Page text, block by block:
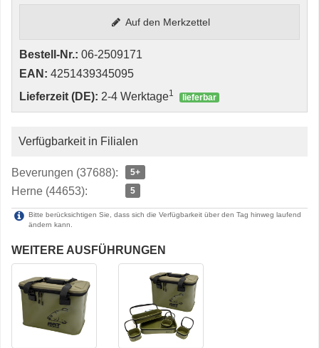
Auf den Merkzettel
Bestell-Nr.: 06-2509171
EAN: 4251439345095
Lieferzeit (DE): 2-4 Werktage1 lieferbar
Verfügbarkeit in Filialen
Beverungen (37688): 5+
Herne (44653): 5
Bitte berücksichtigen Sie, dass sich die Verfügbarkeit über den Tag hinweg laufend
ändern kann.
WEITERE AUSFÜHRUNGEN